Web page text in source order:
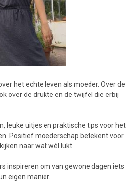
het echte leven als moeder. Over de
over de drukte en de twijfel die erbij
leuke uitjes en praktische tips voor het
Positief moederschap betekent voor
naar wat wél lukt.
inspireren om van gewone dagen iets
eigen manier.